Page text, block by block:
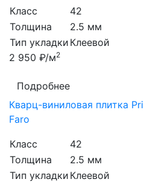
Класс
42
Толщина
2.5 мм
Тип укладки Клеевой
2 950 ₽/м2
Подробнее
Кварц-виниловая плитка
Faro
Класс
42
Толщина
2.5 мм
Тип укладки Клеевой